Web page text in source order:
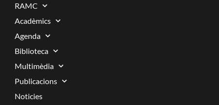
RAMC
Acadèmics
Agenda
Biblioteca
Multimèdia
Publicacions
Noticies